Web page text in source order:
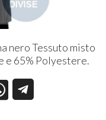
nero Tessuto misto
e 65% Polyestere.